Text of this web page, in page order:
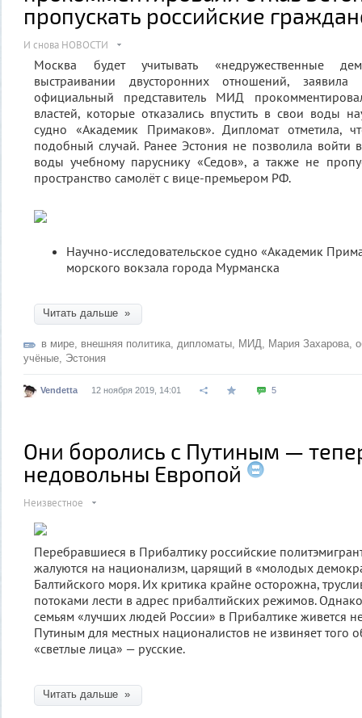
пропускать российские
И снова НОВОСТИ
Москва будет учитывать «недружественные
выстраивании двусторонних отношений,
официальный представитель МИД
властей, которые отказались впустить в свои воды
судно «Академик Примаков». Дипломат отметила,
подобный случай. Ранее Эстония не позволила войти
воды учебному паруснику «Седов», а также не
пространство самолёт с вице-премьером РФ.
Научно-исследовательское судно «Академик
морского вокзала города Мурманска
Читать дальше »
в мире, внешняя политика, дипломаты, МИД, Мария Захарова,
учёные, Эстония
Vendetta 12 ноября 2019, 14:01 5
Они боролись с Путиным —
недовольны Европой
Неизвестное
Перебравшиеся в Прибалтику российские
жалуются на национализм, царящий в «молодых
Балтийского моря. Их критика крайне осторожна,
потоками лести в адрес прибалтийских режимов.
семьям «лучших людей России» в Прибалтике живется
Путиным для местных националистов не извиняет того
«светлые лица» — русские.
Читать дальше »